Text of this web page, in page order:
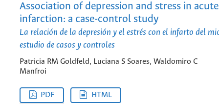
Association of depression and stress in
infarction: a case-control study
La relación de la depresión y el estrés con el infarto del
estudio de casos y controles
Patricia RM Goldfeld, Luciana S Soares, Waldomiro C
Manfroi
PDF HTML